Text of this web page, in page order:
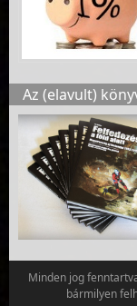
Az (elavult)
Minden jog
bármilyen